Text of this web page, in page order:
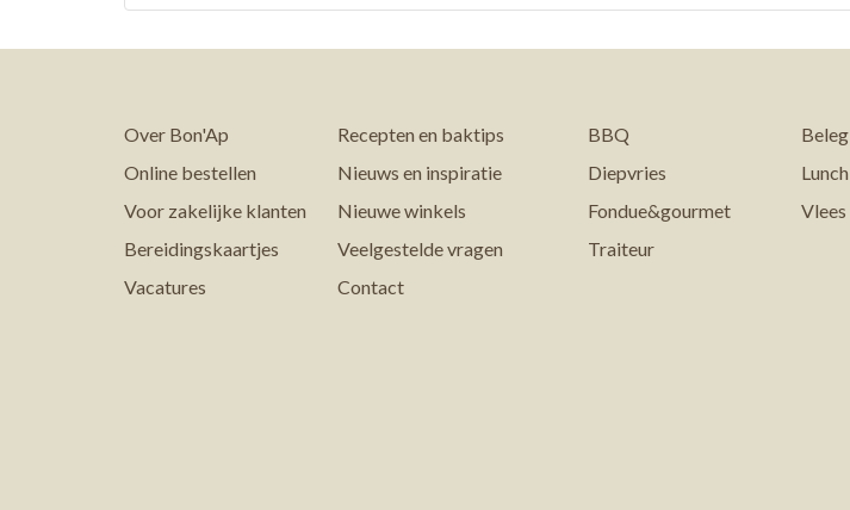
Over Bon'Ap
Recepten en baktips
Online bestellen
Nieuws en inspiratie
Voor zakelijke klanten
Nieuwe winkels
Bereidingskaartjes
Veelgestelde vragen
Vacatures
Contact
BBQ
Beleg
Diepvries
Lunch
Fondue&gourmet
Vlees
Traiteur